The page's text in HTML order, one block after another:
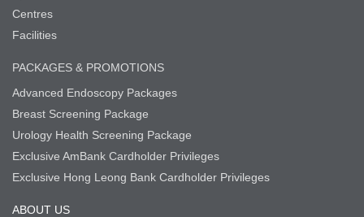
Centres
Facilities
PACKAGES & PROMOTIONS
Advanced Endoscopy Packages
Breast Screening Package
Urology Health Screening Package
Exclusive AmBank Cardholder Privileges
Exclusive Hong Leong Bank Cardholder Privileges
ABOUT US